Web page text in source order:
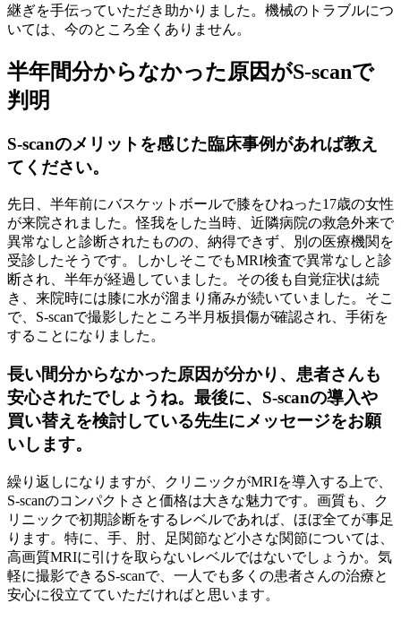
継ぎを手伝っていただき助かりました。機械のトラブルにつ
いては、今のところ全くありません。
半年間分からなかった原因がS-scanで
判明
S-scanのメリットを感じた臨床事例があれば教え
てください。
先日、半年前にバスケットボールで膝をひねった17歳の女性
が来院されました。怪我をした当時、近隣病院の救急外来で
異常なしと診断されたものの、納得できず、別の医療機関を
受診したそうです。しかしそこでもMRI検査で異常なしと診
断され、半年が経過していました。その後も自覚症状は続
き、来院時には膝に水が溜まり痛みが続いていました。そこ
で、S-scanで撮影したところ半月板損傷が確認され、手術を
することになりました。
長い間分からなかった原因が分かり、患者さんも
安心されたでしょうね。最後に、S-scanの導入や
買い替えを検討している先生にメッセージをお願
いします。
繰り返しになりますが、クリニックがMRIを導入する上で、
S-scanのコンパクトさと価格は大きな魅力です。画質も、ク
リニックで初期診断をするレベルであれば、ほぼ全てが事足
ります。特に、手、肘、足関節など小さな関節については、
高画質MRIに引けを取らないレベルではないでしょうか。気
軽に撮影できるS-scanで、一人でも多くの患者さんの治療と
安心に役立てていただければと思います。